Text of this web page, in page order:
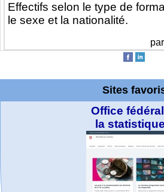
Effectifs selon le type de
le sexe et la nationalité.
par
Sites
Office
la statistique